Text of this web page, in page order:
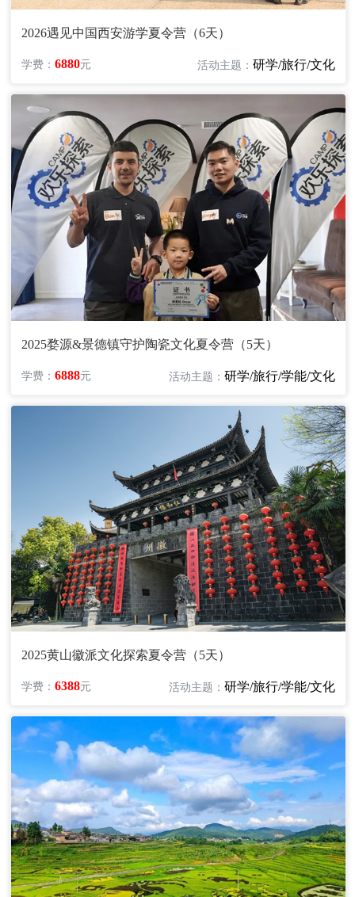
2026遇见中国西安游学夏令营（6天）
学费：6880元 活动主题： 研学/旅行/文化
2025婺源&景德镇守护陶瓷文化夏令营（5天）
学费：6888元 活动主题： 研学/旅行/学能/文化
2025黄山徽派文化探索夏令营（5天）
学费：6388元 活动主题： 研学/旅行/学能/文化